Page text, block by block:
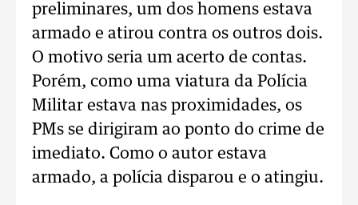
preliminares, um dos homens estava
armado e atirou contra os outros dois.
O motivo seria um acerto de contas.
Porém, como uma viatura da Polícia
Militar estava nas proximidades, os
PMs se dirigiram ao ponto do crime de
imediato. Como o autor estava
armado, a polícia disparou e o atingiu.